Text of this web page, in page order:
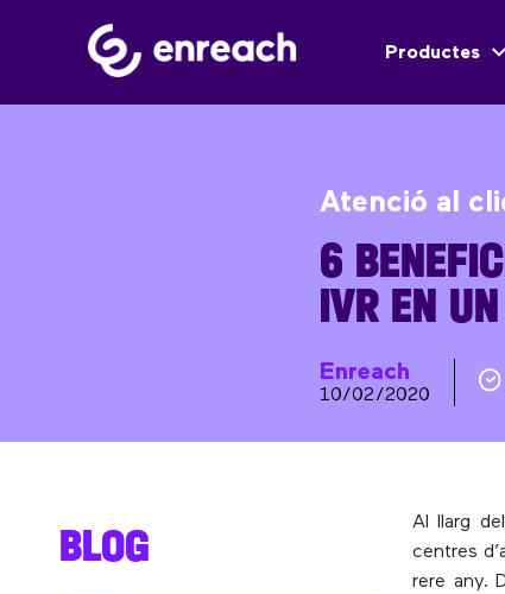
Productes
Atenció al
6
IVR EN
Enreach
10/02/2020
Al llarg
centres
rere any.
BLOG